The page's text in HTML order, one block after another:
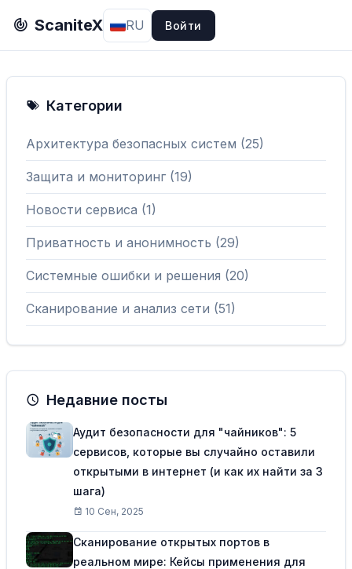
ScaniteX RU Войти
Категории
Архитектура безопасных систем (25)
Защита и мониторинг (19)
Новости сервиса (1)
Приватность и анонимность (29)
Системные ошибки и решения (20)
Сканирование и анализ сети (51)
Недавние посты
Аудит безопасности для "чайников": 5
сервисов, которые вы случайно оставили
открытыми в интернет (и как их найти за 3
шага)
10 Сен, 2025
Сканирование открытых портов в
реальном мире: Кейсы применения для